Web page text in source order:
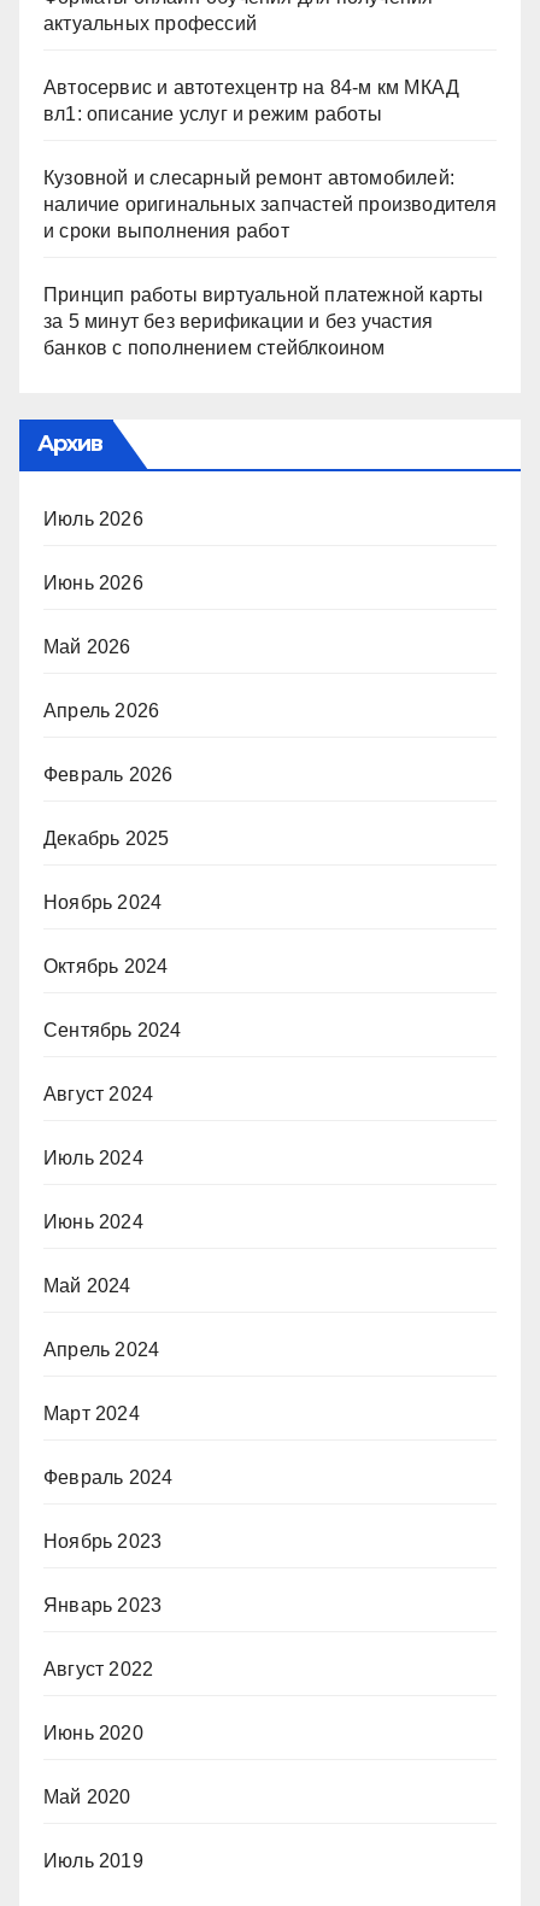
актуальных профессий
Автосервис и автотехцентр на 84-м км МКАД
вл1: описание услуг и режим работы
Кузовной и слесарный ремонт автомобилей:
наличие оригинальных запчастей производителя
и сроки выполнения работ
Принцип работы виртуальной платежной карты
за 5 минут без верификации и без участия
банков с пополнением стейблкоином
Архив
Июль 2026
Июнь 2026
Май 2026
Апрель 2026
Февраль 2026
Декабрь 2025
Ноябрь 2024
Октябрь 2024
Сентябрь 2024
Август 2024
Июль 2024
Июнь 2024
Май 2024
Апрель 2024
Март 2024
Февраль 2024
Ноябрь 2023
Январь 2023
Август 2022
Июнь 2020
Май 2020
Июль 2019